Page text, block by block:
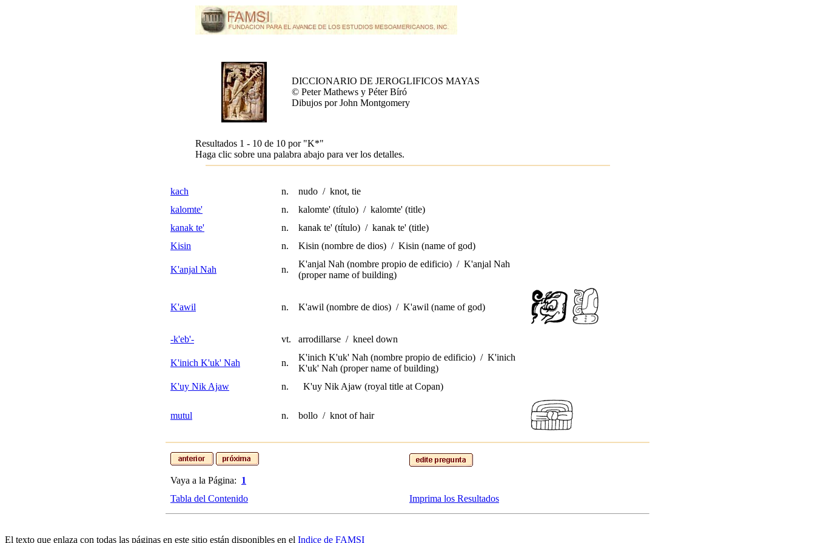
DICCIONARIO DE JEROGLIFICOS MAYAS
© Peter Mathews y Péter Bíró
Dibujos por John Montgomery
Resultados 1 - 10 de 10 por "K*"
Haga clic sobre una palabra abajo para ver los detalles.
kach n.
nudo / knot, tie
kalomte'
n.
kalomte' (título) / kalomte' (title)
kanak te'
n.
kanak te' (título) / kanak te' (title)
Kisin
n. Kisin (nombre de dios) / Kisin (name of god)
K'anjal Nah n.
K'anjal Nah (nombre propio de edificio) / K'anjal Nah
(proper name of building)
K'awil n. K'awil (nombre de dios) / K'awil (name of god)
-k'eb'- vt. arrodillarse / kneel down
K'inich K'uk' Nah n.
K'inich K'uk' Nah (nombre propio de edificio) / K'inich
K'uk' Nah (proper name of building)
K'uy Nik Ajaw
n. K'uy Nik Ajaw (royal title at Copan)
mutul n. bollo / knot of hair
Vaya a la Página: 1
Tabla del Contenido
Imprima los Resultados
El texto que enlaza con todas las páginas en este sitio están disponibles en el Indice de FAMSI